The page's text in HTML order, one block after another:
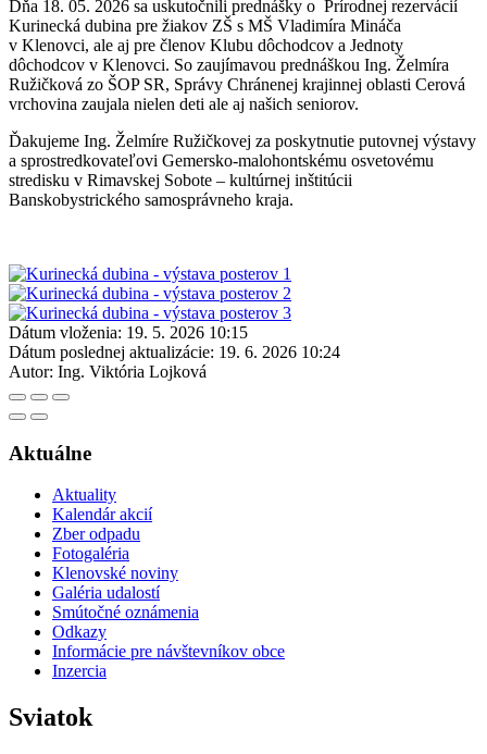
Dňa 18. 05. 2026 sa uskutočnili prednášky o Prírodnej rezervácií
Kurinecká dubina pre žiakov ZŠ s MŠ Vladimíra Mináča
v Klenovci, ale aj pre členov Klubu dôchodcov a Jednoty
dôchodcov v Klenovci. So zaujímavou prednáškou Ing. Želmíra
Ružičková zo ŠOP SR, Správy Chránenej krajinnej oblasti Cerová
vrchovina zaujala nielen deti ale aj našich seniorov.
Ďakujeme Ing. Želmíre Ružičkovej za poskytnutie putovnej výstavy
a sprostredkovateľovi Gemersko-malohontskému osvetovému
stredisku v Rimavskej Sobote – kultúrnej inštitúcii
Banskobystrického samosprávneho kraja.
Dátum vloženia: 19. 5. 2026 10:15
Dátum poslednej aktualizácie: 19. 6. 2026 10:24
Autor: Ing. Viktória Lojková
Aktuálne
Aktuality
Kalendár akcií
Zber odpadu
Fotogaléria
Klenovské noviny
Galéria udalostí
Smútočné oznámenia
Odkazy
Informácie pre návštevníkov obce
Inzercia
Sviatok